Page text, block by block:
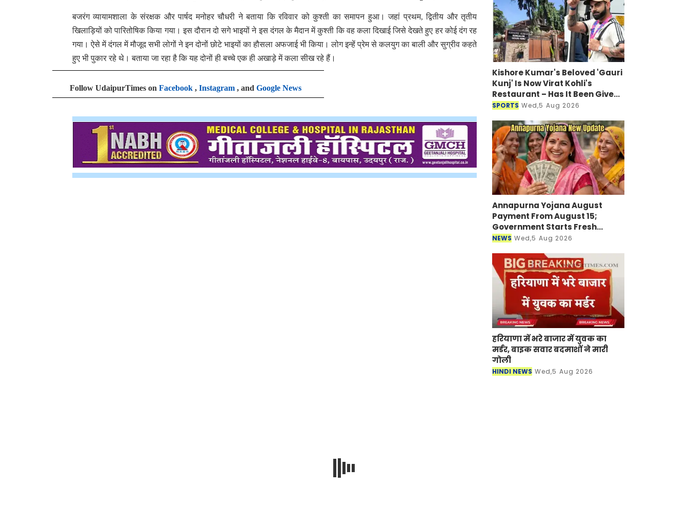
बजरंग व्यायामशाला के संरक्षक और पार्षद मनोहर चौधरी ने बताया कि रविवार को कुश्ती का समापन हुआ। जहां प्रथम, द्वितीय और तृतीय
खिलाड़ियों को पारितोषिक किया गया। इस दौरान दो सगे भाइयों ने इस दंगल के मैदान में कुश्ती कि वह कला दिखाई जिसे देखते हुए हर कोई दंग रह
गया। ऐसे में दंगल में मौजूद सभी लोगों ने इन दोनों छोटे भाइयों का हौसला अफजाई भी किया। लोग इन्हें प्रेम से कलयुग का बाली और सुग्रीव कहते
हुए भी पुकार रहे थे। बताया जा रहा है कि यह दोनों ही बच्चे एक ही अखाड़े में कला सीख रहे हैं।
Follow UdaipurTimes on Facebook , Instagram , and Google News
Kishore Kumar's Beloved 'Gauri
Kunj' Is Now Virat Kohli's
Restaurant – Has It Been Given
a New Look?
SPORTS Wed,5 Aug 2026
Annapurna Yojana August
Payment From August 15;
Government Starts Fresh
Verification Drive
NEWS Wed,5 Aug 2026
हरियाणा में भरे बाजार में युवक का
मर्डर, बाइक सवार बदमाशों ने मारी
गोली
HINDI NEWS Wed,5 Aug 2026